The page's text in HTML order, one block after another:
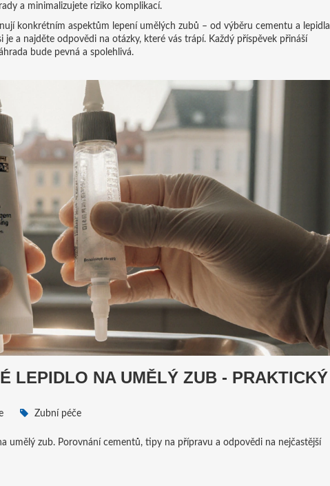
a minimalizujete riziko komplikací.
konkrétním aspektům lepení umělých zubů – od výběru cementu a lepidla
a najděte odpovědi na otázky, které vás trápí. Každý příspěvek přináší
bude pevná a spolehlivá.
LEPIDLO NA UMĚLÝ ZUB - PRAKTICKÝ
Zubní péče
umělý zub. Porovnání cementů, tipy na přípravu a odpovědi na nejčastější